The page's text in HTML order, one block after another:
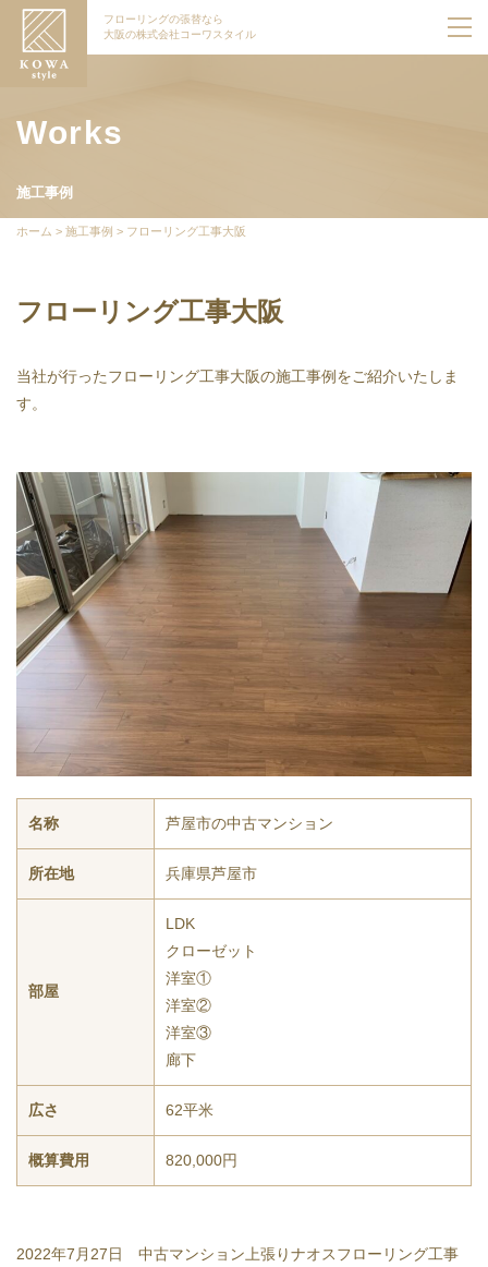
フローリングの張替なら
大阪の株式会社コーワスタイル
Works
施工事例
ホーム > 施工事例 > フローリング工事大阪
フローリング工事大阪
当社が行ったフローリング工事大阪の施工事例をご紹介いたしま
す。
名称 芦屋市の中古マンション
所在地 兵庫県芦屋市
部屋
LDK
クローゼット
洋室①
洋室②
洋室③
廊下
広さ 62平米
概算費用 820,000円
2022年7月27日 中古マンション上張りナオスフローリング工事